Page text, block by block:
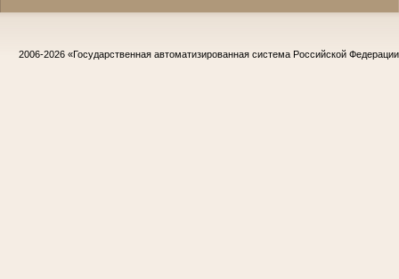
2006-2026 «Государственная автоматизированная система Российской